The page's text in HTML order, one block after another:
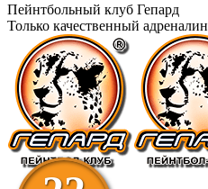
Пейнтбольный клуб Гепард
Только качественный адреналин